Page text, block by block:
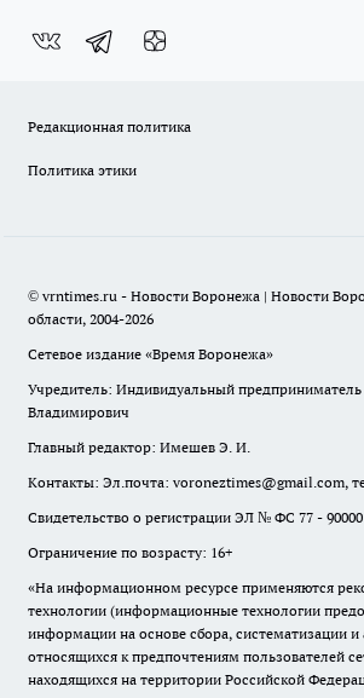
Редакционная политика
Политика этики
© vrntimes.ru - Новости Воронежа | Новости
области, 2004-2026
Сетевое издание «Время Воронежа»
Учредитель: Индивидуальный
Владимирович
Главный редактор: Имешев Э. И.
Контакты: Эл.почта: voroneztimes@gmail.com,
Свидетельство о регистрации ЭЛ № ФС 77 - 90000
Ограничение по возрасту: 16+
«На информационном ресурсе применяются
технологии (информационные технологии
информации на основе сбора, систематизации и
относящихся к предпочтениям пользователей
находящихся на территории Российской